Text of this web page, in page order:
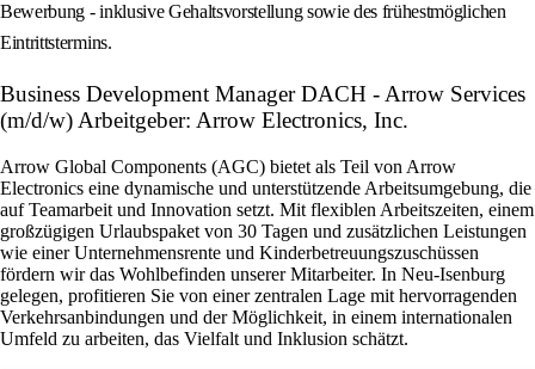
Bewerbung - inklusive Gehaltsvorstellung sowie des frühestmöglichen
Eintrittstermins.
Business Development Manager DACH - Arrow Services
(m/d/w) Arbeitgeber: Arrow Electronics, Inc.
Arrow Global Components (AGC) bietet als Teil von Arrow
Electronics eine dynamische und unterstützende Arbeitsumgebung, die
auf Teamarbeit und Innovation setzt. Mit flexiblen Arbeitszeiten, einem
großzügigen Urlaubspaket von 30 Tagen und zusätzlichen Leistungen
wie einer Unternehmensrente und Kinderbetreuungszuschüssen
fördern wir das Wohlbefinden unserer Mitarbeiter. In Neu-Isenburg
gelegen, profitieren Sie von einer zentralen Lage mit hervorragenden
Verkehrsanbindungen und der Möglichkeit, in einem internationalen
Umfeld zu arbeiten, das Vielfalt und Inklusion schätzt.